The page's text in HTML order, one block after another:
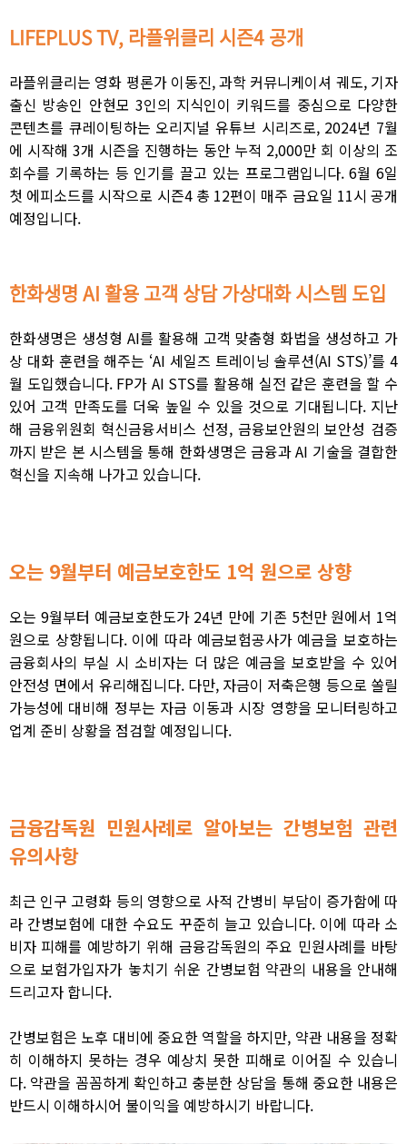
LIFEPLUS TV, 라플위클리 시즌4 공개
라플위클리는 영화 평론가 이동진, 과학 커뮤니케이셔 궤도, 기자
출신 방송인 안현모 3인의 지식인이 키워드를 중심으로 다양한
콘텐츠를 큐레이팅하는 오리지널 유튜브 시리즈로, 2024년 7월
에 시작해 3개 시즌을 진행하는 동안 누적 2,000만 회 이상의 조
회수를 기록하는 등 인기를 끌고 있는 프로그램입니다. 6월 6일
첫 에피소드를 시작으로 시즌4 총 12편이 매주 금요일 11시 공개
예정입니다.
한화생명AI 활용 고객 상담 가상대화 시스템 도입
한화생명은 생성형 AI를 활용해 고객 맞춤형 화법을 생성하고 가
상 대화 훈련을 해주는 ‘AI 세일즈 트레이닝 솔루션(AI STS)’를 4
월 도입했습니다. FP가 AI STS를 활용해 실전 같은 훈련을 할 수
있어 고객 만족도를 더욱 높일 수 있을 것으로 기대됩니다. 지난
해 금융위원회 혁신금융서비스 선정, 금융보안원의 보안성 검증
까지 받은 본 시스템을 통해 한화생명은 금융과 AI 기술을 결합한
혁신을 지속해 나가고 있습니다.
오는 9월부터 예금보호한도 1억 원으로 상향
오는 9월부터 예금보호한도가 24년 만에 기존 5천만 원에서 1억
원으로 상향됩니다. 이에 따라 예금보험공사가 예금을 보호하는
금융회사의 부실 시 소비자는 더 많은 예금을 보호받을 수 있어
안전성 면에서 유리해집니다. 다만, 자금이 저축은행 등으로 쏠릴
가능성에 대비해 정부는 자금 이동과 시장 영향을 모니터링하고
업계 준비 상황을 점검할 예정입니다.
금융감독원 민원사례로 알아보는 간병보험 관련
유의사항
최근 인구 고령화 등의 영향으로 사적 간병비 부담이 증가함에 따
라 간병보험에 대한 수요도 꾸준히 늘고 있습니다. 이에 따라 소
비자 피해를 예방하기 위해 금융감독원의 주요 민원사례를 바탕
으로 보험가입자가 놓치기 쉬운 간병보험 약관의 내용을 안내해
드리고자 합니다.
간병보험은 노후 대비에 중요한 역할을 하지만, 약관 내용을 정확
히 이해하지 못하는 경우 예상치 못한 피해로 이어질 수 있습니
다. 약관을 꼼꼼하게 확인하고 충분한 상담을 통해 중요한 내용은
반드시 이해하시어 불이익을 예방하시기 바랍니다.